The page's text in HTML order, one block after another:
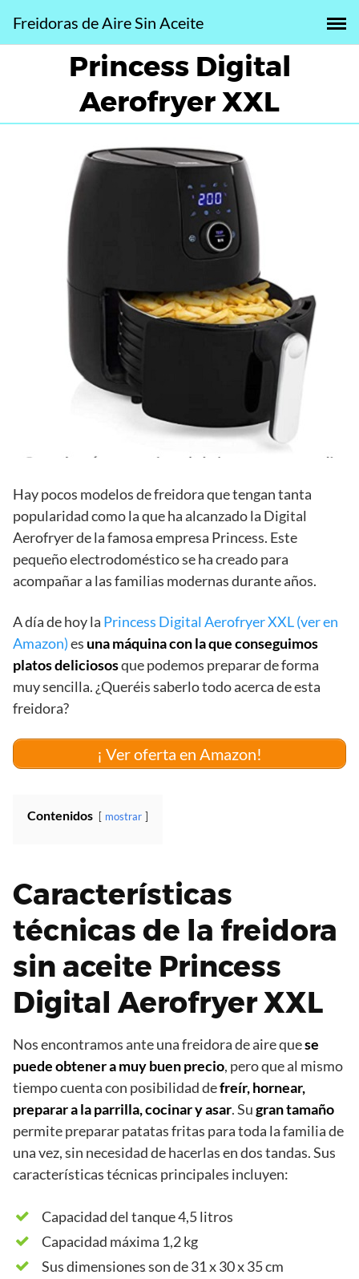
contenido
Freidoras de Aire Sin Aceite
Princess Digital
Aerofryer XXL
Hay pocos modelos de freidora que tengan tanta
popularidad como la que ha alcanzado la Digital
Aerofryer de la famosa empresa Princess. Este
pequeño electrodoméstico se ha creado para
acompañar a las familias modernas durante años.
A día de hoy la Princess Digital Aerofryer XXL (ver en
Amazon)es una máquina con la que conseguimos
platos deliciososque podemos preparar de forma
muy sencilla. ¿Queréis saberlo todo acerca de esta
freidora?
¡ Ver oferta en Amazon!
Contenidos mostrar
Características
técnicas de la freidora
sin aceite Princess
Digital Aerofryer XXL
Nos encontramos ante una freidora de aire quese
puede obtener a muy buen precio, pero que al mismo
tiempo cuenta con posibilidad defreír, hornear,
preparar a la parrilla, cocinar y asar. Sugran tamaño
permite preparar patatas fritas para toda la familia de
una vez, sin necesidad de hacerlas en dos tandas. Sus
características técnicas principales incluyen:
Capacidad del tanque 4,5 litros
Capacidad máxima 1,2 kg
Sus dimensiones son de 31 x 30 x 35 cm